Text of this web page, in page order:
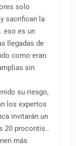
solo
sacrifican la
eso es un
llegadas de
como eran
sin
su riesgo,
los expertos
invitarán un
20 procontis..
más